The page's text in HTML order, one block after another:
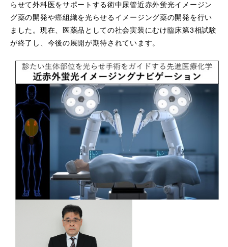
らせて外科医をサポートする術中尿管近赤外蛍光イメージン
グ薬の開発や癌組織を光らせるイメージング薬の開発を行い
ました。現在、医薬品としての社会実装にむけ臨床第3相試験
が終了し、今後の展開が期待されています。